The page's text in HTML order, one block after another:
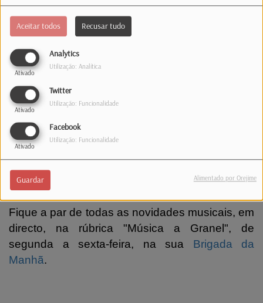
Aceitar todos Recusar tudo
Analytics
Ativado
Utilização: Analítica
Twitter
Ativado
Utilização: Funcionalidade
Facebook
Ativado
Utilização: Funcionalidade
Guardar Alimentado por Orejime
(Confira o novo tema)
Fique a par de todas as novidades musicais, em
directo, na rúbrica "Música a Granel", de
segunda a sexta-feira, na sua Brigada da
Manhã.